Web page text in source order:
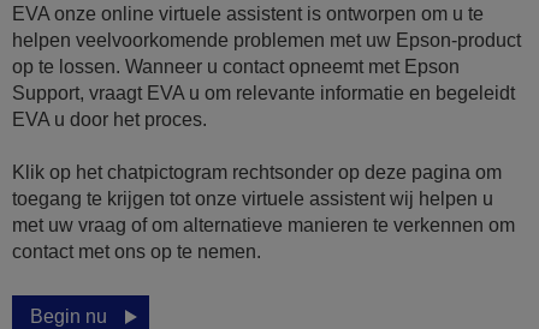
EVA onze online virtuele assistent is ontworpen om u te
helpen veelvoorkomende problemen met uw Epson-product
op te lossen. Wanneer u contact opneemt met Epson
Support, vraagt EVA u om relevante informatie en begeleidt
EVA u door het proces.
Klik op het chatpictogram rechtsonder op deze pagina om
toegang te krijgen tot onze virtuele assistent wij helpen u
met uw vraag of om alternatieve manieren te verkennen om
contact met ons op te nemen.
Begin nu